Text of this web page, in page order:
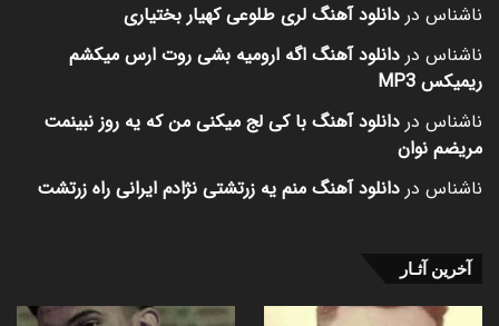
ناشناس در دانلود آهنگ لری طلوعی کهیار بختیاری
ناشناس در دانلود آهنگ اگه ارومیه بشی روت ارس میکشم
ریمیکس MP3
ناشناس در دانلود آهنگ با کی لج میکنی من که یه روز نبینمت
مریضم نوان
ناشناس در دانلود آهنگ منم یه زرتشتی نژادم ایرانی راه زرتشت
آخرین آثـار